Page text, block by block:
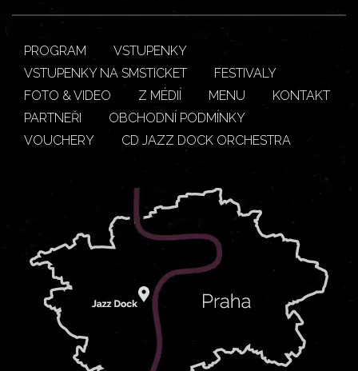
PROGRAM
VSTUPENKY
VSTUPENKY NA SMSTICKET
FESTIVALY
FOTO & VIDEO
Z MÉDIÍ MENU
KONTAKT
PARTNEŘI
OBCHODNÍ PODMÍNKY
VOUCHERY
CD JAZZ DOCK ORCHESTRA